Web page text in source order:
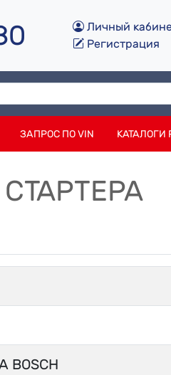
Личный
Регистрация
ЗАПРОС ПО VIN КАТАЛОГИ
BOSCH